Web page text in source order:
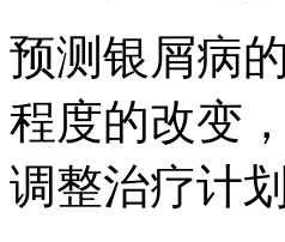
预测银屑病
程度的改变
调整治疗计划